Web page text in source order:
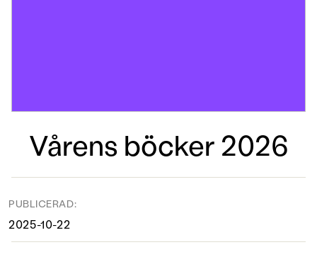
Vårens böcker 2026
PUBLICERAD:
2025-10-22